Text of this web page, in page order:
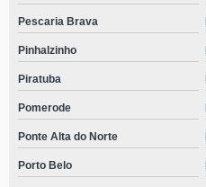
Pescaria Brava
Pinhalzinho
Piratuba
Pomerode
Ponte Alta do Norte
Porto Belo